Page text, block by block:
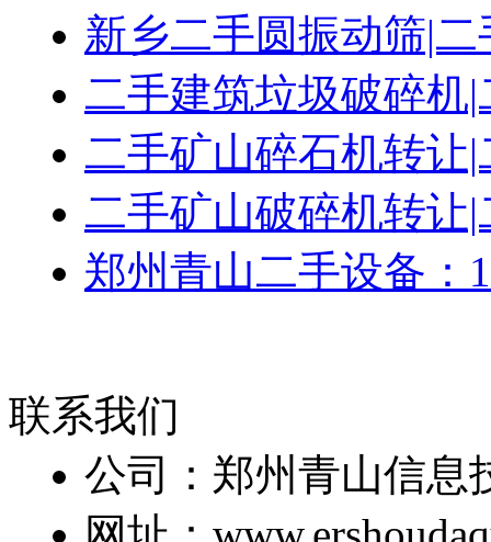
新乡二手圆振动筛|
二手建筑垃圾破碎机
二手矿山碎石机转让|
二手矿山破碎机转让
郑州青山二手设备：
联系我们
公司：郑州青山信息